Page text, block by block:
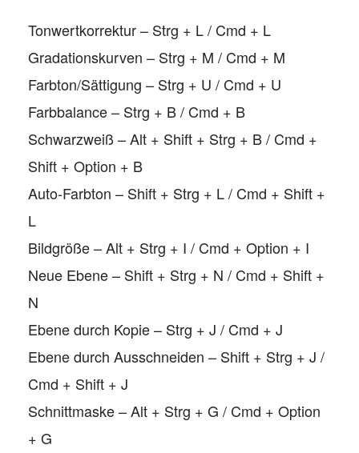
Tonwertkorrektur – Strg + L / Cmd + L
Gradationskurven – Strg + M / Cmd + M
Farbton/Sättigung – Strg + U / Cmd + U
Farbbalance – Strg + B / Cmd + B
Schwarzweiß – Alt + Shift + Strg + B / Cmd +
Shift + Option + B
Auto-Farbton – Shift + Strg + L / Cmd + Shift +
L
Bildgröße – Alt + Strg + I / Cmd + Option + I
Neue Ebene – Shift + Strg + N / Cmd + Shift +
N
Ebene durch Kopie – Strg + J / Cmd + J
Ebene durch Ausschneiden – Shift + Strg + J /
Cmd + Shift + J
Schnittmaske – Alt + Strg + G / Cmd + Option
+ G